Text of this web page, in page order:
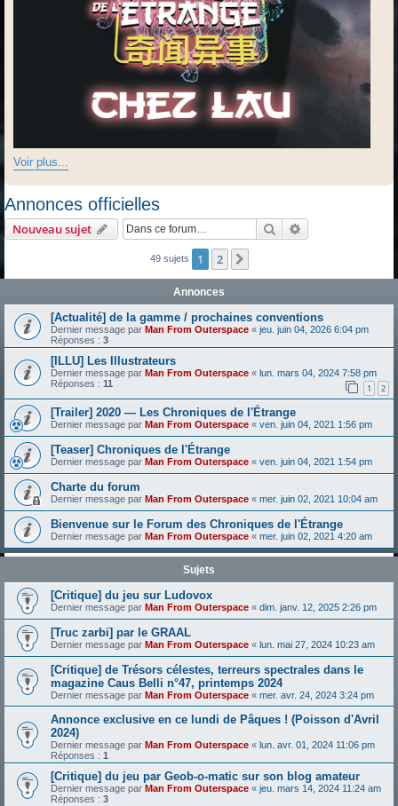
Voir plus...
Annonces officielles
Nouveau sujet Rechercher
49 sujets 1 2
Annonces
[Actualité] de la gamme / prochaines conventions
Dernier message par Man From Outerspace « jeu. juin 04, 2026 6:04 pm
Réponses : 3
[ILLU] Les Illustrateurs
Dernier message par Man From Outerspace « lun. mars 04, 2024 7:58 pm
Réponses : 11 1 2
[Trailer] 2020 — Les Chroniques de l'Étrange
Dernier message par Man From Outerspace « ven. juin 04, 2021 1:56 pm
[Teaser] Chroniques de l'Étrange
Dernier message par Man From Outerspace « ven. juin 04, 2021 1:54 pm
Charte du forum
Dernier message par Man From Outerspace « mer. juin 02, 2021 10:04 am
Bienvenue sur le Forum des Chroniques de l'Étrange
Dernier message par Man From Outerspace « mer. juin 02, 2021 4:20 am
Sujets
[Critique] du jeu sur Ludovox
Dernier message par Man From Outerspace « dim. janv. 12, 2025 2:26 pm
[Truc zarbi] par le GRAAL
Dernier message par Man From Outerspace « lun. mai 27, 2024 10:23 am
[Critique] de Trésors célestes, terreurs spectrales dans le
magazine Caus Belli n°47, printemps 2024
Dernier message par Man From Outerspace « mer. avr. 24, 2024 3:24 pm
Annonce exclusive en ce lundi de Pâques ! (Poisson d'Avril
2024)
Dernier message par Man From Outerspace « lun. avr. 01, 2024 11:06 pm
Réponses : 1
[Critique] du jeu par Geob-o-matic sur son blog amateur
Dernier message par Man From Outerspace « jeu. mars 14, 2024 11:24 am
Réponses : 3